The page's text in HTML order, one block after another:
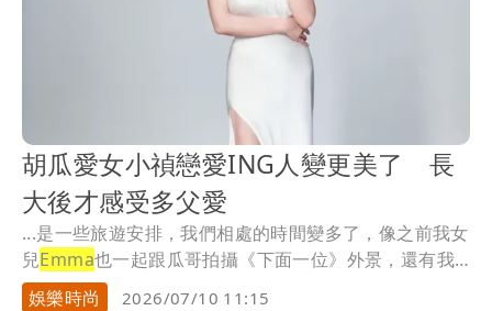
胡瓜愛女小禎戀愛ING人變更美了 長
大後才感受多父愛
...是一些旅遊安排，我們相處的時間變多了，像之前我女
兒Emma也一起跟瓜哥拍攝《下面一位》外景，還有我
們...
娛樂時尚 2026/07/10 11:15